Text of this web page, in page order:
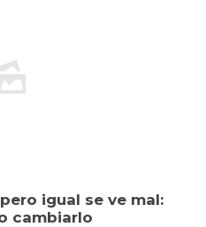
igual se ve mal:
cambiarlo